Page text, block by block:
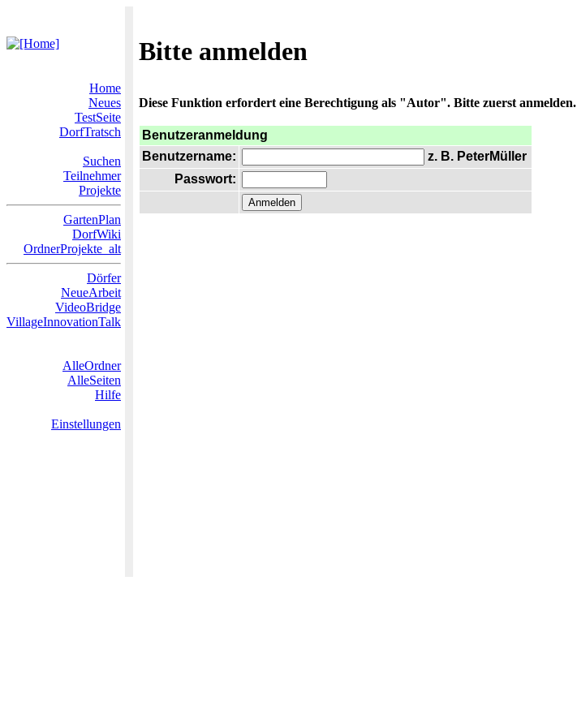
Bitte anmelden
Home
Neues
TestSeite
DorfTratsch
Suchen
Teilnehmer
Projekte
GartenPlan
DorfWiki
OrdnerProjekte_alt
Dörfer
NeueArbeit
VideoBridge
VillageInnovationTalk
AlleOrdner
AlleSeiten
Hilfe
Einstellungen
Diese Funktion erfordert eine Berechtigung als "Autor". Bitte zuerst anmelden.
Benutzeranmeldung
Benutzername:
z. B. PeterMüller
Passwort: